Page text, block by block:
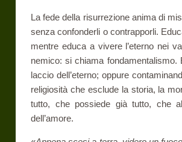
La fede della risurrezione anima di
senza confonderli o contrapporli.
mentre educa a vivere l’eterno nei
nemico: si chiama
laccio dell’eterno; oppure
religiosità che esclude la storia, la
tutto, che possiede già tutto, che
dell’amore.